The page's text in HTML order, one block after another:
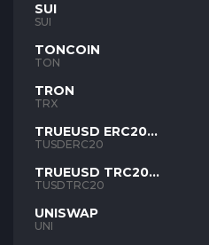
SUI
SUI
TONCOIN
TON
TRON
TRX
TRUEUSD ERC20
TUSD
TUSDERC20
TRUEUSD TRC20
TUSD
TUSDTRC20
UNISWAP
UNI